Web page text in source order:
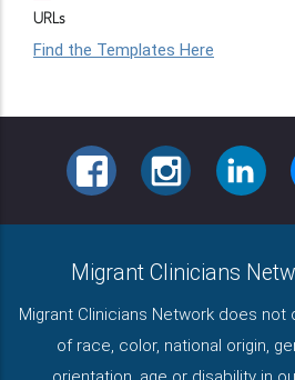
URLs
Find the Templates Here
FACEBOOKINSTAGRAM
Migrant Clinicians
Migrant Clinicians Network does
of race, color, national origin,